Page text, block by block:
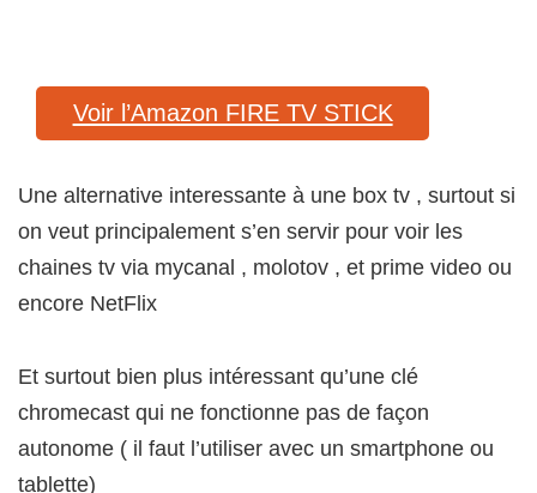
Voir l’Amazon FIRE TV STICK
Une alternative interessante à une box tv , surtout si
on veut principalement s’en servir pour voir les
chaines tv via mycanal , molotov , et prime video ou
encore NetFlix
Et surtout bien plus intéressant qu’une clé
chromecast qui ne fonctionne pas de façon
autonome ( il faut l’utiliser avec un smartphone ou
tablette)